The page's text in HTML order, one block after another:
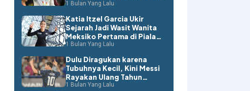
Layak ke Piala Dunia?
1 Bulan Yang Lalu
Katia Itzel Garcia Ukir
Sejarah Jadi Wasit Wanita
Meksiko Pertama di Piala
Dunia
1 Bulan Yang Lalu
Dulu Diragukan karena
Tubuhnya Kecil, Kini Messi
Rayakan Ulang Tahun
dengan Rekor Dunia
1 Bulan Yang Lalu